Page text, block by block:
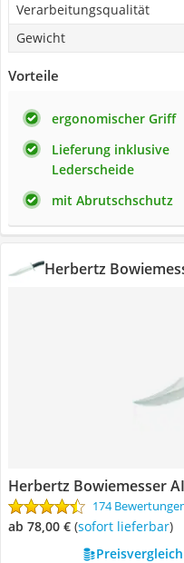
Verarbeitungsqualität
Gewicht
Vorteile
ergonomischer Griff
Lieferung inklusive
Lederscheide
mit Abrutschschutz
Herbertz
Herbertz Bowiemesser
174
ab 78,00 € ( Sofort lieferbar)